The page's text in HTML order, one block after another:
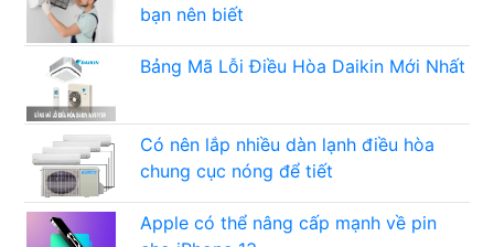
bạn nên biết
Bảng Mã Lỗi Điều Hòa Daikin Mới Nhất
Có nên lắp nhiều dàn lạnh điều hòa
chung cục nóng để tiết
Apple có thể nâng cấp mạnh về pin